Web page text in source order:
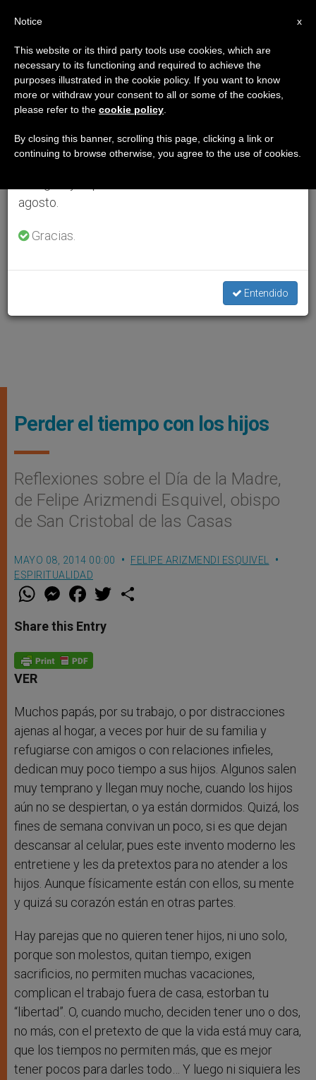
Perder el tiempo con los hijos
Reflexiones sobre el Día de la Madre,
de Felipe Arizmendi Esquivel, obispo
de San Cristobal de las Casas
MAYO 08, 2014 00:00
FELIPE ARIZMENDI ESQUIVEL
ESPIRITUALIDAD
W
t
s
p
p
M
e
s
e
g
e
F
a
e
b
o
k
w
Share this Entry
VER
Muchos papás, por su trabajo, o por distracciones
ajenas al hogar, a veces por huir de su familia y
refugiarse con amigos o con relaciones infieles,
dedican muy poco tiempo a sus hijos. Algunos salen
muy temprano y llegan muy noche, cuando los hijos
aún no se despiertan, o ya están dormidos. Quizá, los
fines de semana convivan un poco, si es que dejan
descansar al celular, pues este invento moderno les
entretiene y les da pretextos para no atender a los
hijos. Aunque físicamente están con ellos, su mente
y quizá su corazón están en otras partes.
Hay parejas que no quieren tener hijos, ni uno solo,
porque son molestos, quitan tiempo, exigen
sacrificios, no permiten muchas vacaciones,
complican el trabajo fuera de casa, estorban tu
“libertad”. O, cuando mucho, deciden tener uno o dos,
no más, con el pretexto de que la vida está muy cara,
que los tiempos no permiten más, que es mejor
tener pocos para darles todo… Y luego ni siquiera les
×
Aviso importante
Del 27 de julio al 7 de agosto haremos la pausa
anual, aprovechando que en el periodo de verano
se generan menos informaciones y también el
agosto.
Gracias.
Entendido
x
Notice
This website or its third party tools use cookies, which are
necessary to its functioning and required to achieve the
purposes illustrated in the cookie policy. If you want to know
more or withdraw your consent to all or some of the cookies,
please refer to the cookie policy
By closing this banner, scrolling this page, clicking a link or
continuing to browse otherwise, you agree to the use of cookies.